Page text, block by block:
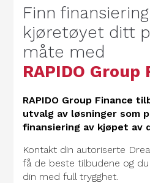
Finn
kjøretøyet ditt
måte med
RAPIDO Group
RAPIDO Group Finance
utvalg av løsninger som
finansiering av kjøpet av
Kontakt din autoriserte
få de beste tilbudene og
din med full trygghet.